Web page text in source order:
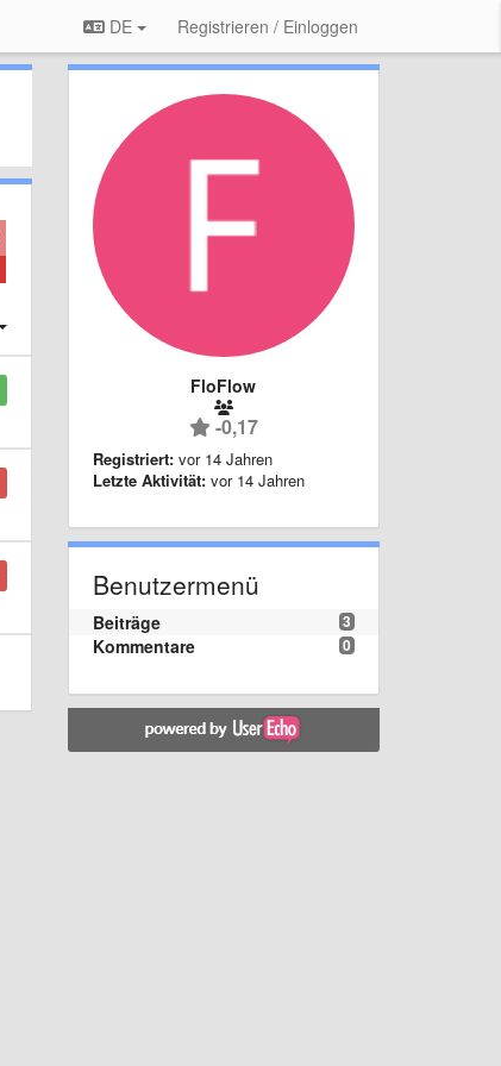
DE Registrieren / Einloggen
FloFlow
-0,17
Registriert: vor 14 Jahren
Letzte Aktivität: vor 14 Jahren
Benutzermenü
3
Beiträge
0
Kommentare